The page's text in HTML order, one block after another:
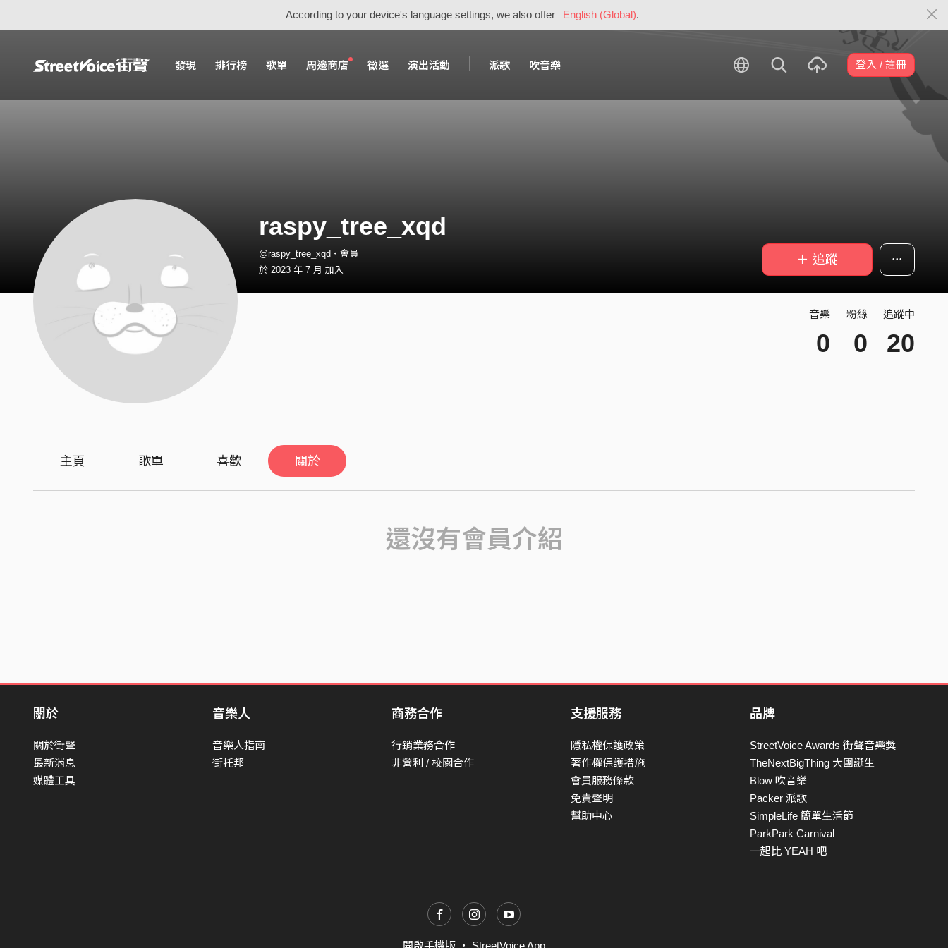
According to your device's language settings, we also offer English (Global).
發現 排行榜 歌單 周邊商店 徵選 演出活動 派歌 吹音樂 登入 / 註冊
raspy_tree_xqd
@raspy_tree_xqd・會員
於 2023 年 7 月 加入
＋ 追蹤
音樂
0
粉絲
0
追蹤中
20
主頁 歌單 喜歡 關於
還沒有會員介紹
關於
關於街聲
最新消息
媒體工具
音樂人
音樂人指南
街托邦
商務合作
行銷業務合作
非營利 / 校園合作
支援服務
隱私權保護政策
著作權保護措施
會員服務條款
免責聲明
幫助中心
品牌
StreetVoice Awards 街聲音樂獎
TheNextBigThing 大團誕生
Blow 吹音樂
Packer 派歌
SimpleLife 簡單生活節
ParkPark Carnival
一起比 YEAH 吧
開啟手機版 ・ StreetVoice App